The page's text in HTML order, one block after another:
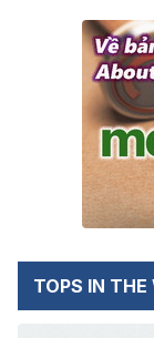
TOPS IN THE